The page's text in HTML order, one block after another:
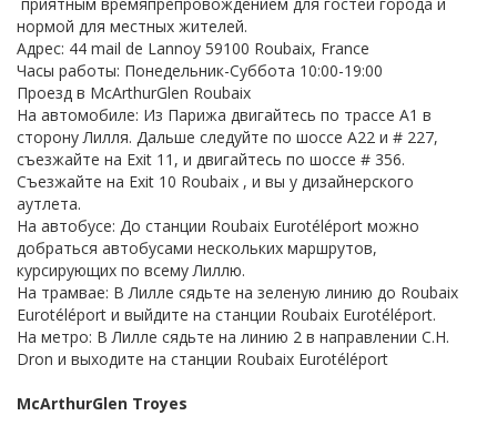
нормой для местных жителей.
Адрес: 44 mail de Lannoy 59100 Roubaix, France
Часы работы: Понедельник-Суббота 10:00-19:00
Проезд в McArthurGlen Roubaix
На автомобиле: Из Парижа двигайтесь по трассе А1 в
сторону Лилля. Дальше следуйте по шоссе А22 и # 227,
съезжайте на Exit 11, и двигайтесь по шоссе # 356.
Съезжайте на Exit 10 Roubaix , и вы у дизайнерского
аутлета.
На автобусе: До станции Roubaix Eurotéléport можно
добраться автобусами нескольких маршрутов,
курсирующих по всему Лиллю.
На трамвае: В Лилле сядьте на зеленую линию до Roubaix
Eurotéléport и выйдите на станции Roubaix Eurotéléport.
На метро: В Лилле сядьте на линию 2 в направлении C.H.
Dron и выходите на станции Roubaix Eurotéléport
McArthurGlen Troyes